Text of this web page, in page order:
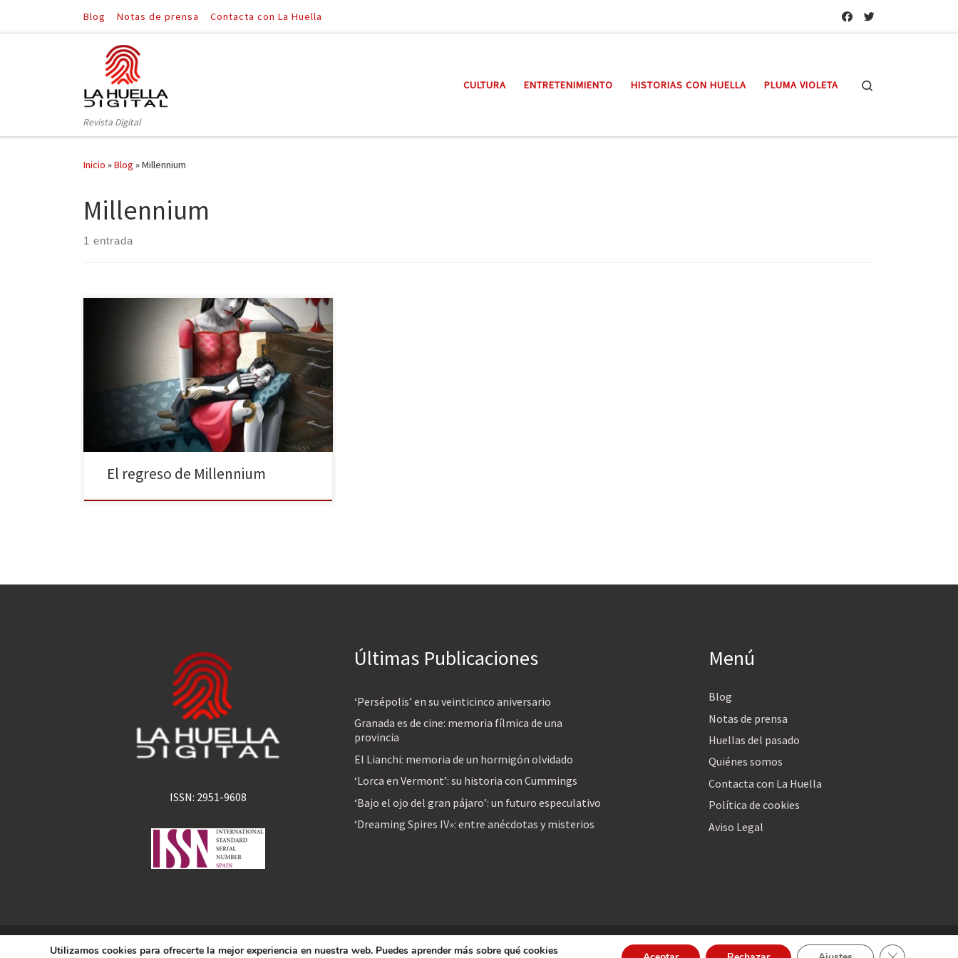
Saltar al contenido
Blog Notas de prensa Contacta con La Huella
Revista Digital
CULTURA ENTRETENIMIENTO HISTORIAS CON HUELLA PLUMA VIOLETA
Inicio »Blog »Millennium
Millennium
1 entrada
Si hablamos de novela negra, Millennium es
probablemente la saga sueca más famosa de las
últimas décadas. A pesar del fallecimiento en 2004 de
su autor, Stieg Larsson, la trilogía logró un éxito
arrollador, lo que desencadenó en innumerables
ventas, traducciones a diversas lenguas y,
posteriormente, adaptaciones a la gran […]
El regreso de Millennium
ISSN: 2951-9608
Últimas Publicaciones
‘Persépolis’ en su veinticinco aniversario
Granada es de cine: memoria fílmica de una
provincia
El Lianchi: memoria de un hormigón olvidado
‘Lorca en Vermont’: su historia con Cummings
‘Bajo el ojo del gran pájaro’: un futuro especulativo
‘Dreaming Spires IV»: entre anécdotas y misterios
Menú
Blog
Notas de prensa
Huellas del pasado
Quiénes somos
Contacta con La Huella
Política de cookies
Aviso Legal
© 2026La Huella Digital– Todos los derechos reservados
Utilizamos cookies para ofrecerte la mejor experiencia en nuestra web. Puedes aprender más sobre qué cookies
Cerrar el